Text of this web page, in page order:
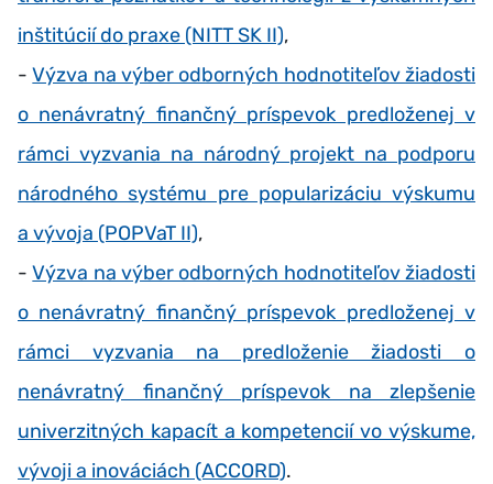
inštitúcií do praxe (NITT SK II),
-Výzva na výber odborných hodnotiteľov žiadosti
o nenávratný finančný príspevok predloženej v
rámci vyzvania na národný projekt na podporu
národného systému pre popularizáciu výskumu
a vývoja (POPVaT II),
-Výzva na výber odborných hodnotiteľov žiadosti
o nenávratný finančný príspevok predloženej v
rámci vyzvania na predloženie žiadosti o
nenávratný finančný príspevok na zlepšenie
univerzitných kapacít a kompetencií vo výskume,
vývoji a inováciách (ACCORD).